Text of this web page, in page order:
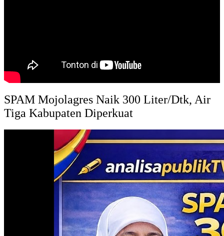
SPAM Mojolagres Naik 300 Liter/Dtk, Air
Tiga Kabupaten Diperkuat